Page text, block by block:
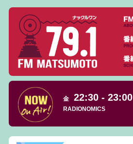
金 22:30 - 23:00
RADIONOMICS